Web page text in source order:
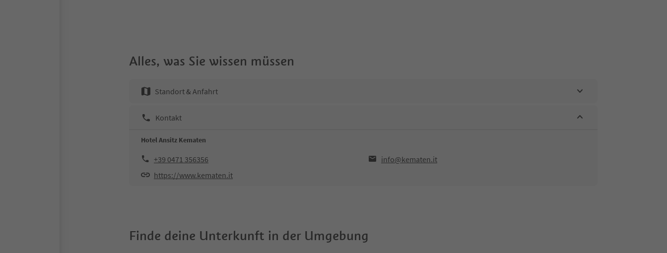
Alles, was Sie wissen müssen
Standort & Anfahrt
Kontakt
Hotel Ansitz Kematen
+39 0471 356356
info@kematen.it
https://www.kematen.it
Finde deine Unterkunft in der Umgebung